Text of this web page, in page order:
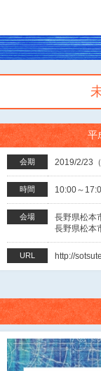
平
会期 2019/2/23
時間 10:00～
会場
長野県松
長野県松本
URL http://